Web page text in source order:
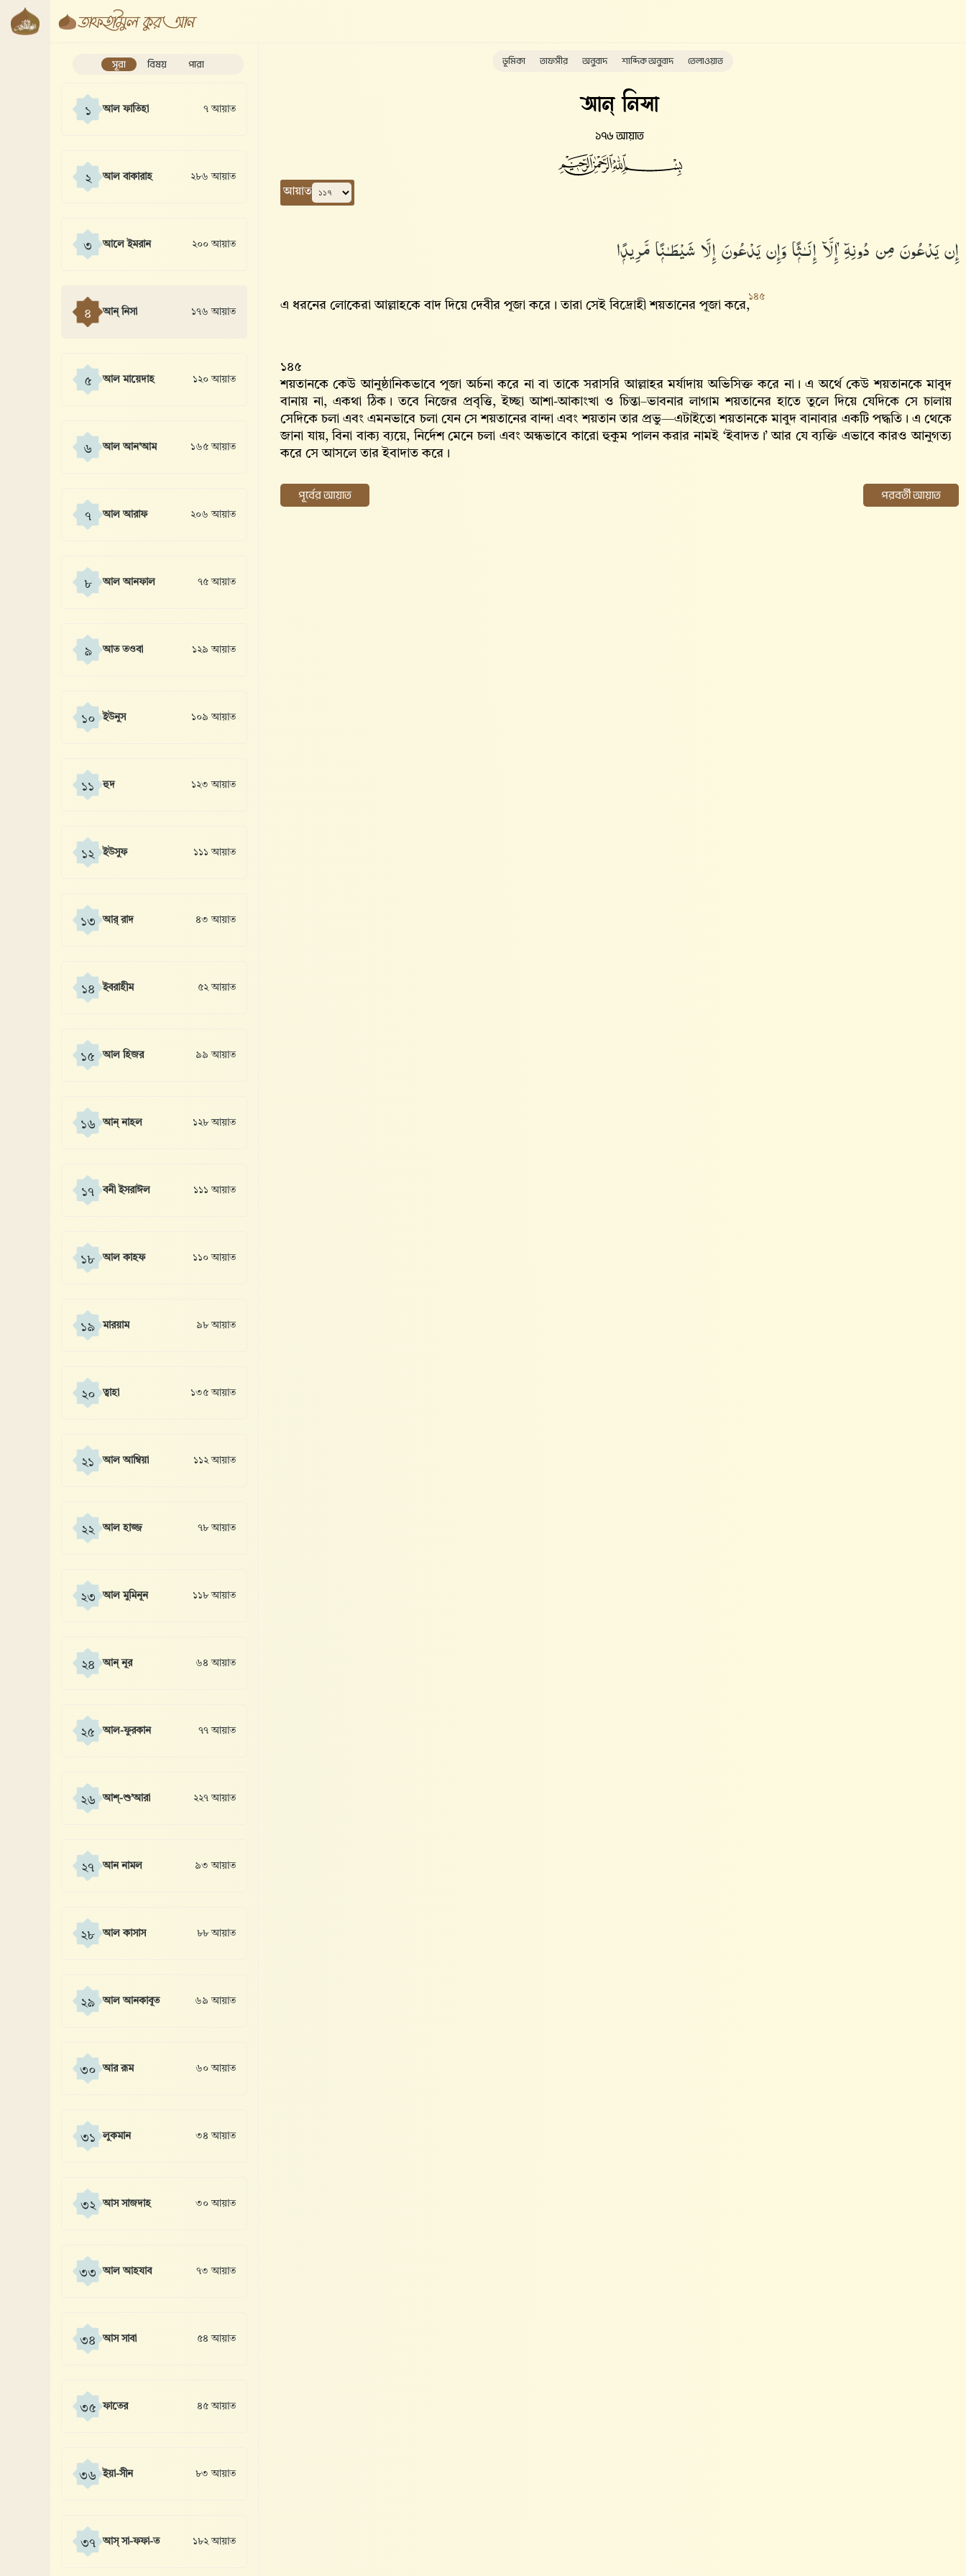
সূরা বিষয় পারা
১ আল ফাতিহা ৭ আয়াত
২ আল বাকারাহ ২৮৬ আয়াত
৩ আলে ইমরান ২০০ আয়াত
৪ আন্ নিসা ১৭৬ আয়াত
৫ আল মায়েদাহ ১২০ আয়াত
৬ আল আন'আম ১৬৫ আয়াত
৭ আল আরাফ ২০৬ আয়াত
৮ আল আনফাল ৭৫ আয়াত
৯ আত তওবা ১২৯ আয়াত
১০ ইউনুস ১০৯ আয়াত
১১ হুদ ১২৩ আয়াত
১২ ইউসুফ ১১১ আয়াত
১৩ আর্ রাদ ৪৩ আয়াত
১৪ ইবরাহীম ৫২ আয়াত
১৫ আল হিজর ৯৯ আয়াত
১৬ আন্ নাহল ১২৮ আয়াত
১৭ বনী ইসরাঈল ১১১ আয়াত
১৮ আল কাহফ ১১০ আয়াত
১৯ মারয়াম ৯৮ আয়াত
২০ ত্বাহা ১৩৫ আয়াত
২১ আল আম্বিয়া ১১২ আয়াত
২২ আল হাজ্জ ৭৮ আয়াত
২৩ আল মুমিনূন ১১৮ আয়াত
২৪ আন্ নূর ৬৪ আয়াত
২৫ আল-ফুরকান ৭৭ আয়াত
২৬ আশ্-শু’আরা ২২৭ আয়াত
২৭ আন নামল ৯৩ আয়াত
২৮ আল কাসাস ৮৮ আয়াত
২৯ আল আনকাবূত ৬৯ আয়াত
৩০ আর রূম ৬০ আয়াত
৩১ লুকমান ৩৪ আয়াত
৩২ আস সাজদাহ ৩০ আয়াত
৩৩ আল আহযাব ৭৩ আয়াত
৩৪ আস সাবা ৫৪ আয়াত
৩৫ ফাতের ৪৫ আয়াত
৩৬ ইয়া-সীন ৮৩ আয়াত
৩৭ আস্ সা-ফফা-ত ১৮২ আয়াত
ভূমিকা তাফসীর অনুবাদ শাব্দিক অনুবাদ তেলাওয়াত
আন্ নিসা
১৭৬ আয়াত
আয়াত
إِن يَدْعُونَ مِن دُونِهِۦٓ إِلَّآ إِنَـٰثًۭا وَإِن يَدْعُونَ إِلَّا شَيْطَـٰنًۭا مَّرِيدًۭا
এ ধরনের লোকেরা আল্লাহকে বাদ দিয়ে দেবীর পূজা করে। তারা সেই বিদ্রোহী শয়তানের পূজা করে,
১৪৫
১৪৫
শয়তানকে কেউ আনুষ্ঠানিকভাবে পূজা অর্চনা করে না বা তাকে সরাসরি আল্লাহর মর্যাদায় অভিসিক্ত করে না। এ অর্থে কেউ শয়তানকে মাবুদ
বানায় না, একথা ঠিক। তবে নিজের প্রবৃত্তি, ইচ্ছা আশা-আকাংখা ও চিন্তা–ভাবনার লাগাম শয়তানের হাতে তুলে দিয়ে যেদিকে সে চালায়
সেদিকে চলা এবং এমনভাবে চলা যেন সে শয়তানের বান্দা এবং শয়তান তার প্রভু—এটাইতো শয়তানকে মাবুদ বানাবার একটি পদ্ধতি। এ থেকে
জানা যায়, বিনা বাক্য ব্যয়ে, নির্দেশ মেনে চলা এবং অন্ধভাবে কারো হুকুম পালন করার নামই ‌‌‌‌‌‘ইবাদত।’ আর যে ব্যক্তি এভাবে কারও আনুগত্য
করে সে আসলে তার ইবাদাত করে।
পূর্বের আয়াত পরবর্তী আয়াত